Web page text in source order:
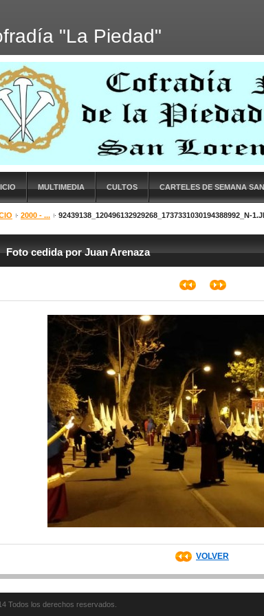
"La Piedad"
MULTIMEDIA CULTOS CARTELES DE SEMANA
2000 - ... 92439138_120496132929268_1737331030194388992_N-
Foto cedida por Juan Arenaza
VOLVER
Todos los derechos reservados.